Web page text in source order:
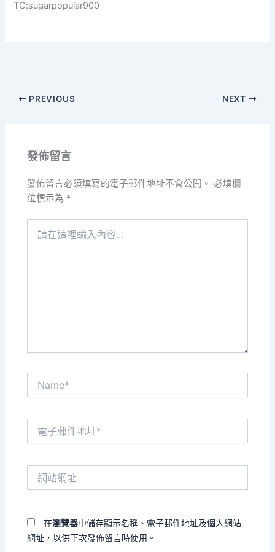
TC:sugarpopular900
PREVIOUS NEXT
發佈留言
發佈留言必須填寫的電子郵件地址不會公開。 必填欄
位標示為 *
在瀏覽器中儲存顯示名稱、電子郵件地址及個人網站
網址，以供下次發佈留言時使用。